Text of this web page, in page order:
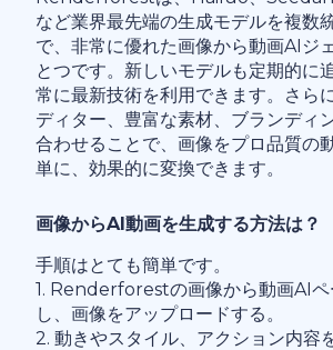
など業界最先端の生成モデルを複数
で、非常に優れた画像から動画AIジ
とつです。新しいモデルも定期的に
常に最新技術を利用できます。さら
ディター、豊富な素材、ブランディ
合わせることで、画像をプロ品質の
単に、効果的に変換できます。
画像からAI動画を生成する方法は？
手順はとても簡単です。
1. Renderforestの画像から動画AIペ
し、画像をアップロードする。
2. 動きやスタイル、アクション内容